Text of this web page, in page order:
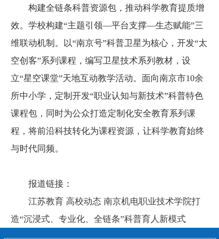
构建全链条科普资源包，推动科学教育提质增
效。学校构建“主题引领—平台支撑—生态赋能”三
维联动机制。以“南京号”科普卫星为核心，开发“太
空创客”系列课程，编写卫星技术系列教材，设
立“星空课堂”天地互动教学活动。面向南京市10余
所中小学，定制开发“职业认知与新技术”科普特色
课程包，同时为公众打造定制化安全教育系列课
程，将前沿科技转化为课程资源，让科学教育始终
与时代同频。
报道链接：
江苏教育 高校动态 南京机电职业技术学院打
造“沉浸式、专业化、全链条”科普育人新模式